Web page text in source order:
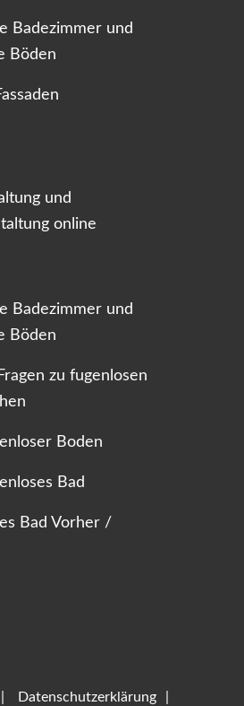
Badezimmer und
Böden
und
online
Badezimmer und
Böden
zu fugenlosen
Boden
Bad
Bad Vorher /
Datenschutzerklärung